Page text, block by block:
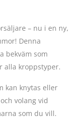
– nu i en ny,
Denna
bekväm som
alla kroppstyper.
kan knytas eller
volang vid
som du vill.